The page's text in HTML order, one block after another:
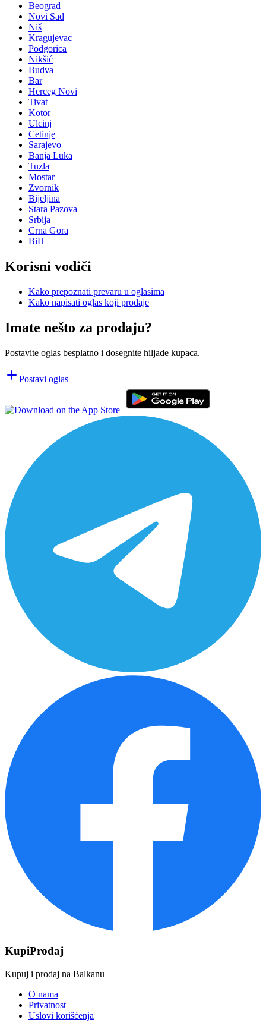
Beograd
Novi Sad
Niš
Kragujevac
Podgorica
Nikšić
Budva
Bar
Herceg Novi
Tivat
Kotor
Ulcinj
Cetinje
Sarajevo
Banja Luka
Tuzla
Mostar
Zvornik
Bijeljina
Stara Pazova
Srbija
Crna Gora
BiH
Korisni vodiči
Kako prepoznati prevaru u oglasima
Kako napisati oglas koji prodaje
Imate nešto za prodaju?
Postavite oglas besplatno i dosegnite hiljade kupaca.
Postavi oglas
KupiProdaj
Kupuj i prodaj na Balkanu
O nama
Privatnost
Uslovi korišćenja